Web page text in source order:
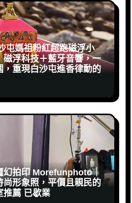
屯媽祖粉紅超跑磁浮小
磁浮科技＋藍牙音響，一
，重現白沙屯進香律動的
幻拍印 Morefunphoto｜
尚形象照，平價且親民的
推薦 已歇業